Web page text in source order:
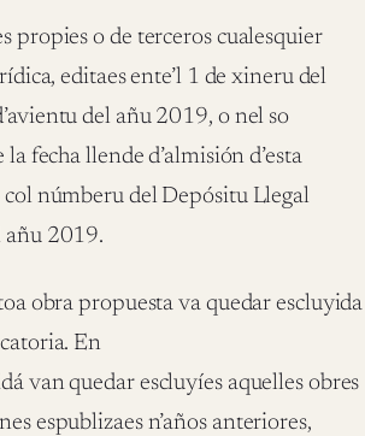
propies o de terceros cualesquier
editaes ente’l 1 de xineru del
del añu 2019, o nel so
fecha llende d’almisión d’esta
númberu del Depósitu Llegal
añu 2019.
obra propuesta va quedar escluyida
En
van quedar escluyíes aquelles obres
espublizaes n’años anteriores,